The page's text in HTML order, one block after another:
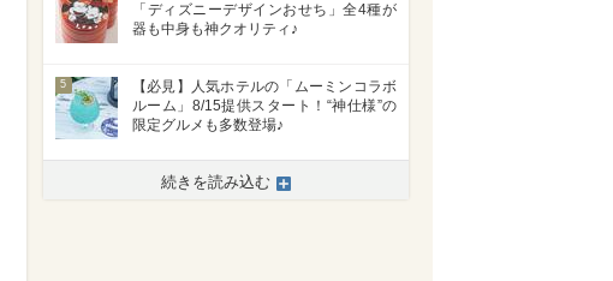
「ディズニーデザインおせち」全4種が
器も中身も神クオリティ♪
5
【必見】人気ホテルの「ムーミンコラボ
ルーム」8/15提供スタート！“神仕様”の
限定グルメも多数登場♪
続きを読み込む